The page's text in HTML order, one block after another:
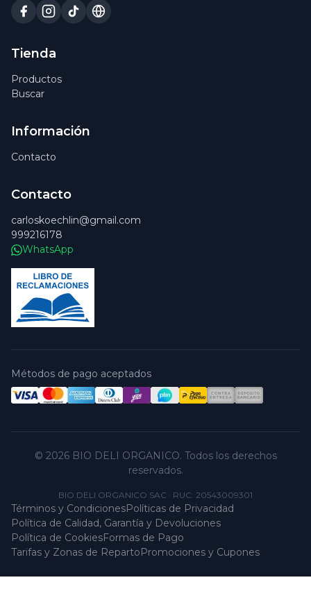
Tienda
Productos
Buscar
Información
Contacto
Contacto
carloskoechlin@gmail.com
999216178
WhatsApp
Métodos de pago aceptados
© 2026 BIO DELI ORGANICO. Todos los derechos
reservados.
BIO DELI ORGANICO SAC · RUC: 20543009301
Términos y CondicionesPolíticas de Privacidad
Política de Calidad, Garantía y Devoluciones
Política de CookiesFormas de Pago
Tarifas y Zonas de RepartoPromociones y Cupones